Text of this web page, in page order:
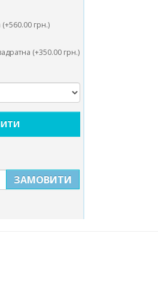
грн.)
(+350.00 грн.)
ЗАМОВИТИ